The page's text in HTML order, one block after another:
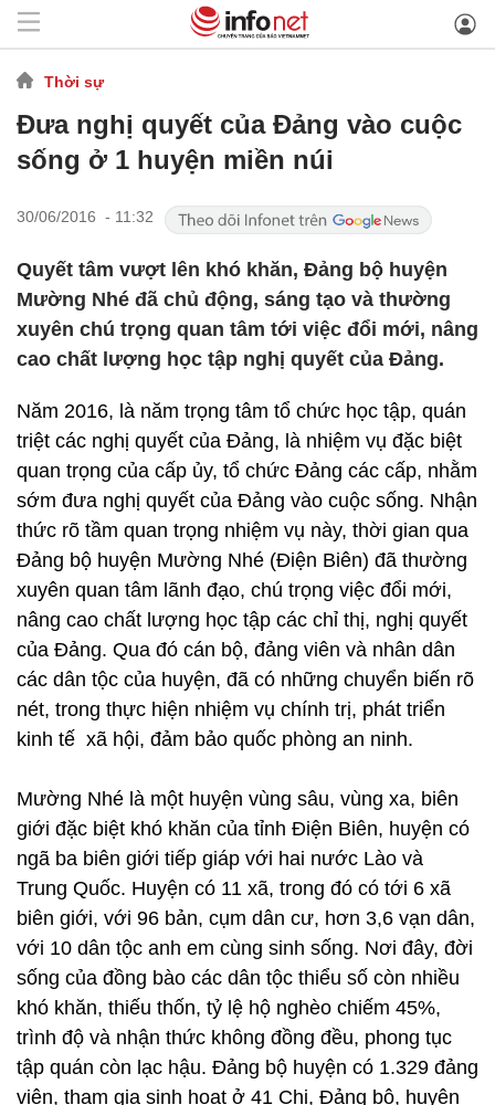
Thời sự
Đưa nghị quyết của Đảng vào cuộc
sống ở 1 huyện miền núi
30/06/2016 - 11:32
Quyết tâm vượt lên khó khăn, Đảng bộ huyện
Mường Nhé đã chủ động, sáng tạo và thường
xuyên chú trọng quan tâm tới việc đổi mới, nâng
cao chất lượng học tập nghị quyết của Đảng.
Năm 2016, là năm trọng tâm tổ chức học tập, quán
triệt các nghị quyết của Đảng, là nhiệm vụ đặc biệt
quan trọng của cấp ủy, tổ chức Đảng các cấp, nhằm
sớm đưa nghị quyết của Đảng vào cuộc sống. Nhận
thức rõ tầm quan trọng nhiệm vụ này, thời gian qua
Đảng bộ huyện Mường Nhé (Điện Biên) đã thường
xuyên quan tâm lãnh đạo, chú trọng việc đổi mới,
nâng cao chất lượng học tập các chỉ thị, nghị quyết
của Đảng. Qua đó cán bộ, đảng viên và nhân dân
các dân tộc của huyện, đã có những chuyển biến rõ
nét, trong thực hiện nhiệm vụ chính trị, phát triển
kinh tế xã hội, đảm bảo quốc phòng an ninh.
Mường Nhé là một huyện vùng sâu, vùng xa, biên
giới đặc biệt khó khăn của tỉnh Điện Biên, huyện có
ngã ba biên giới tiếp giáp với hai nước Lào và
Trung Quốc. Huyện có 11 xã, trong đó có tới 6 xã
biên giới, với 96 bản, cụm dân cư, hơn 3,6 vạn dân,
với 10 dân tộc anh em cùng sinh sống. Nơi đây, đời
sống của đồng bào các dân tộc thiểu số còn nhiều
khó khăn, thiếu thốn, tỷ lệ hộ nghèo chiếm 45%,
trình độ và nhận thức không đồng đều, phong tục
tập quán còn lạc hậu. Đảng bộ huyện có 1.329 đảng
viên, tham gia sinh hoạt ở 41 Chi, Đảng bộ, huyện